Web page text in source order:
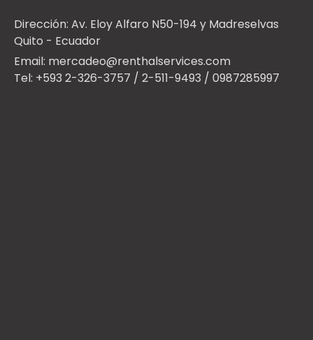
Dirección: Av. Eloy Alfaro N50-194 y Madreselvas
Quito - Ecuador
Email: mercadeo@renthalservices.com
Tel: +593 2-326-3757 / 2-511-9493 / 0987285997